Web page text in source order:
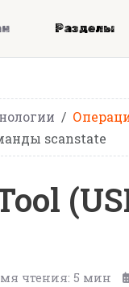
Разделы
scanstate
чтения: 5 мин